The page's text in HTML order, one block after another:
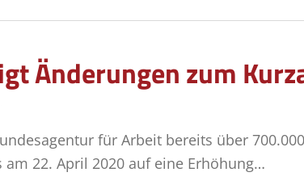
Änderungen zum
für Arbeit bereits über
22. April 2020 auf eine Erhöhung…